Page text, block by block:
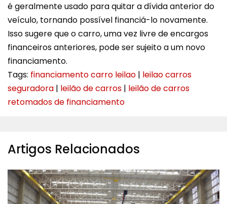
é geralmente usado para quitar a dívida anterior do
veículo, tornando possível financiá-lo novamente.
Isso sugere que o carro, uma vez livre de encargos
financeiros anteriores, pode ser sujeito a um novo
financiamento​​.
Tags: financiamento carro leilao | leilao carros
seguradora | leilão de carros | leilão de carros
retomados de financiamento
Artigos Relacionados